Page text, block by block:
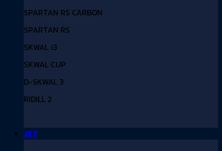
SPARTAN RS CARBON
SPARTAN RS
SKWAL i3
SKWAL CUP
D-SKWAL 3
RIDILL 2
JET